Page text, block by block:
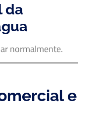
da
normalmente.
e